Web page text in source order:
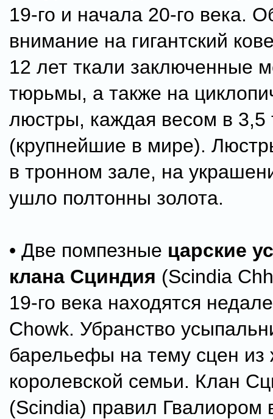
19-го и начала 20-го века.
внимание на гигантский
12 лет ткали заключенные
тюрьмы, а также на
люстры, каждая весом в 3,5
(крупнейшие в мире).
в тронном зале, на
ушло полтонны золота.
• Две помпезные царские
клана Сциндия (Scindia
19-го века находятся
Chowk. Убранство
барельефы на тему сцен из
королевской семьи. Клан
(Scindia) правил Гвалиором